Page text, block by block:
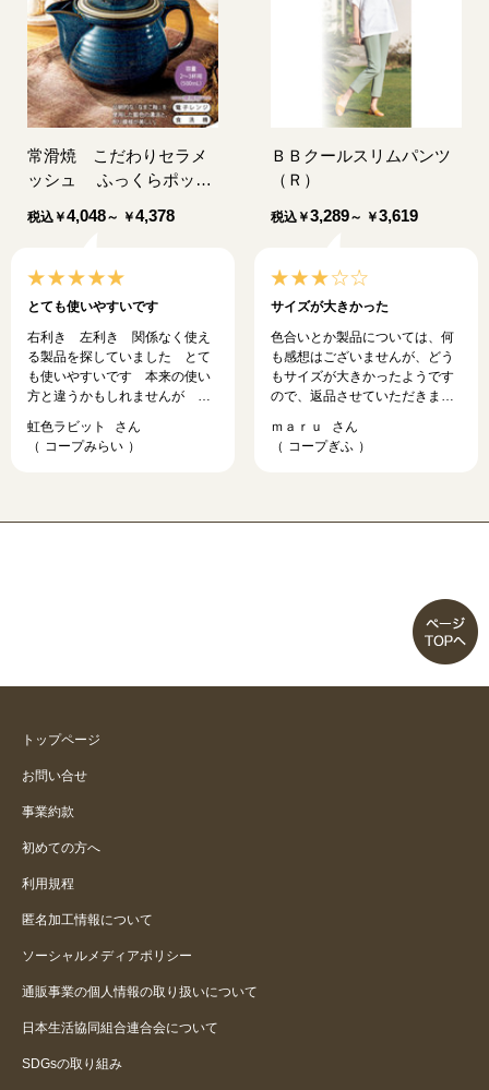
常滑焼 こだわりセラメ
ッシュ ふっくらポット
税込 ￥4,048～ ￥4,378
とても使いやすいです
右利き 左利き 関係なく使え
る製品を探していました とて
も使いやすいです 本来の使い
方と違うかもしれませんが 蕎
虹色ラビット
コープみらい
ＢＢクールスリムパンツ
（Ｒ）
税込￥3,289～ ￥3,619
サイズが大きかった
色合いとか製品については、何
も感想はございませんが、どう
もサイズが大きかったようです
ので、返品させていただきまし
品については、いつも思うの
は、ウエストのサイズと脚のサ
ｍａｒｕ
コープぎふ
トップページ
お問い合せ
事業約款
初めての方へ
利用規程
匿名加工情報について
ソーシャルメディアポリシー
通販事業の個人情報の取り扱いについて
日本生活協同組合連合会について
SDGsの取り組み